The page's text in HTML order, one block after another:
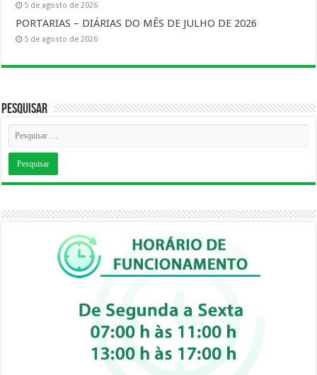
5 de agosto de 2026
PORTARIAS – DIÁRIAS DO MÊS DE JULHO DE 2026
5 de agosto de 2026
Pesquisar